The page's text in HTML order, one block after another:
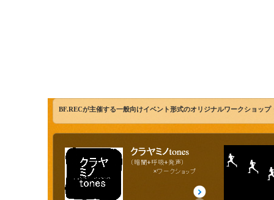
BF.RECが主催する一般向けイベント形式のオリジナルワークショッ